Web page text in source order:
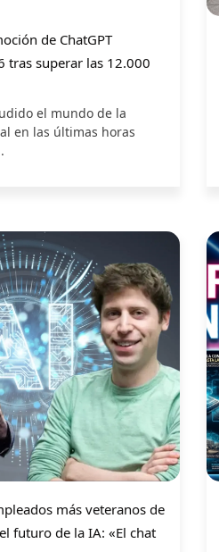
de ChatGPT
tras superar las 12.000
el mundo de la
en las últimas horas
más veteranos de
futuro de la IA: «El chat